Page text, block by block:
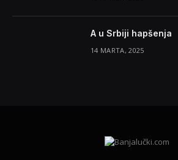
A u Srbiji hapšenja
14 MARTA, 2025